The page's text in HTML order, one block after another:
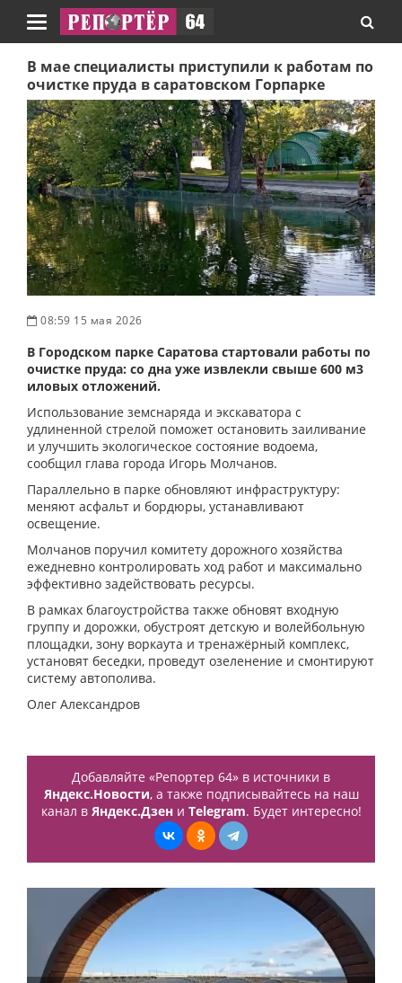
Навигация
В мае специалисты приступили к работам по
очистке пруда в саратовском Горпарке
08:59 15 мая 2026
В Городском парке Саратова стартовали работы по
очистке пруда: со дна уже извлекли свыше 600 м3
иловых отложений.
Использование земснаряда и экскаватора с
удлиненной стрелой поможет остановить заиливание
и улучшить экологическое состояние водоема,
сообщил глава города Игорь Молчанов.
Параллельно в парке обновляют инфраструктуру:
меняют асфальт и бордюры, устанавливают
освещение.
Молчанов поручил комитету дорожного хозяйства
ежедневно контролировать ход работ и максимально
эффективно задействовать ресурсы.
В рамках благоустройства также обновят входную
группу и дорожки, обустроят детскую и волейбольную
площадки, зону воркаута и тренажёрный комплекс,
установят беседки, проведут озеленение и смонтируют
систему автополива.
Олег Александров
Добавляйте «Репортер 64» в источники в
Яндекс.Новости, а также подписывайтесь на наш
канал в Яндекс.Дзени Telegram. Будет интересно!